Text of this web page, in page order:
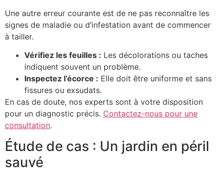
Une autre erreur courante est de ne pas reconnaître les
signes de maladie ou d’infestation avant de commencer
à tailler.
Vérifiez les feuilles : Les décolorations ou taches
indiquent souvent un problème.
Inspectez l’écorce : Elle doit être uniforme et sans
fissures ou exsudats.
En cas de doute, nos experts sont à votre disposition
pour un diagnostic précis. Contactez-nous pour une
consultation.
Étude de cas : Un jardin en péril
sauvé